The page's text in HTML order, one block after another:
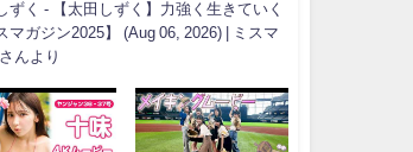
ずく - 【太田しずく】力強く生きていく
マガジン2025】 (Aug 06, 2026) | ミスマ
んより